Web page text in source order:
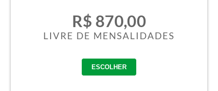
R$ 870,00
LIVRE DE MENSALIDADES